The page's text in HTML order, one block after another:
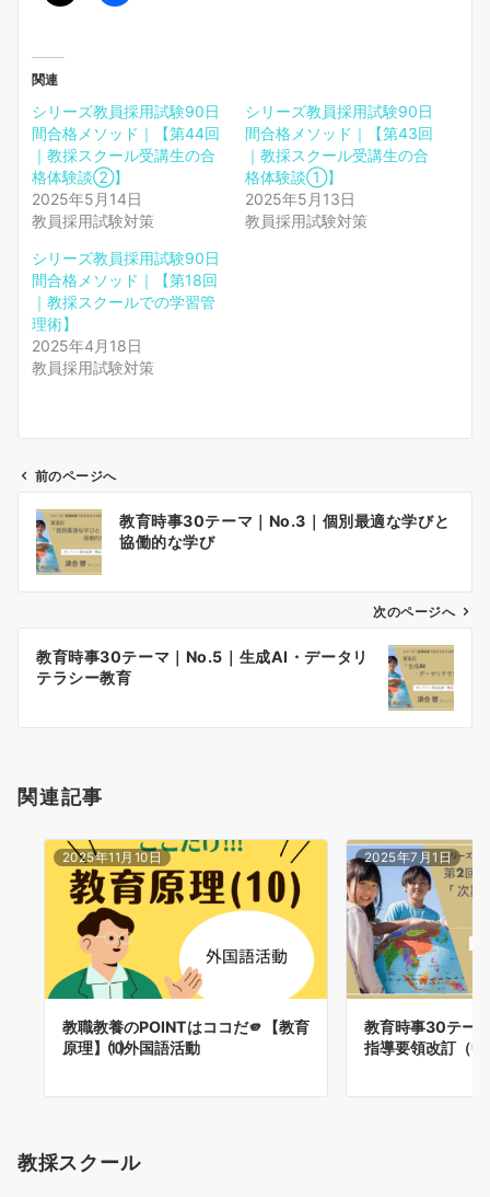
関連
シリーズ教員採用試験90日
間合格メソッド｜【第44回
｜教採スクール受講生の合
格体験談②】
2025年5月14日
教員採用試験対策
シリーズ教員採用試験90日
間合格メソッド｜【第43回
｜教採スクール受講生の合
格体験談①】
2025年5月13日
教員採用試験対策
シリーズ教員採用試験90日
間合格メソッド｜【第18回
｜教採スクールでの学習管
理術】
2025年4月18日
教員採用試験対策
ビ
ン
前のページへ
教育時事30テーマ｜No.3｜個別最適な学びと
協働的な学び
次のページへ
教育時事30テーマ｜No.5｜生成AI・データリ
テラシー教育
関連記事
2025年11月10日
教職教養のPOINTはココだ🫵【教育
原理】⑽外国語活動
2025年7月1日
教育時事30テー
指導要領改訂（
教採スクール